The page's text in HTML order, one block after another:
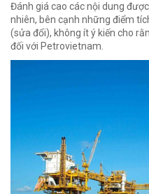
Đánh giá cao các nội dung
nhiên, bên cạnh những điểm
(sửa đổi), không ít ý kiến cho
đối với Petrovietnam.